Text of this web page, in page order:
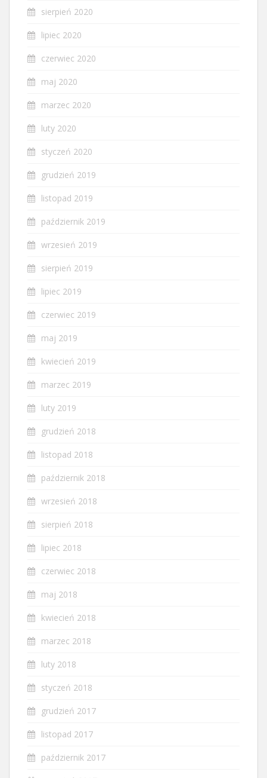
sierpień 2020
lipiec 2020
czerwiec 2020
maj 2020
marzec 2020
luty 2020
styczeń 2020
grudzień 2019
listopad 2019
październik 2019
wrzesień 2019
sierpień 2019
lipiec 2019
czerwiec 2019
maj 2019
kwiecień 2019
marzec 2019
luty 2019
grudzień 2018
listopad 2018
październik 2018
wrzesień 2018
sierpień 2018
lipiec 2018
czerwiec 2018
maj 2018
kwiecień 2018
marzec 2018
luty 2018
styczeń 2018
grudzień 2017
listopad 2017
październik 2017